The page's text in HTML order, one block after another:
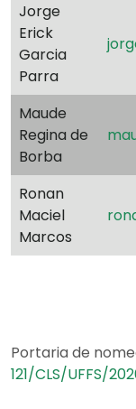
Jorge
Erick
Garcia
Parra
Maude
Regina de
Borba
Ronan
Maciel
Marcos
Portaria de
121/CLS/UFFS/